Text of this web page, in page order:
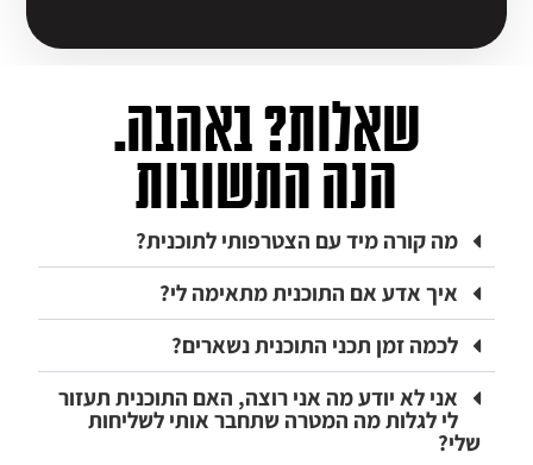
שאלות? באהבה.
הנה התשובות
מה קורה מיד עם הצטרפותי לתוכנית?
איך אדע אם התוכנית מתאימה לי?
לכמה זמן תכני התוכנית נשארים?
אני לא יודע מה אני רוצה, האם התוכנית תעזור
לי לגלות מה המטרה שתחבר אותי לשליחות
שלי?